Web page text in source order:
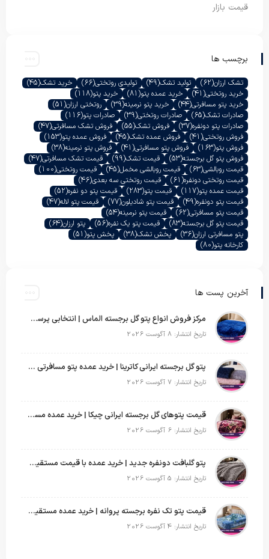
قیمت بازار
برچسب ها
تشک ارزان(62) تولید تشک(49) تولیدی روتختی(66) خرید تشک(45)
خرید روتختی(41) خرید عمده پتو(81) خرید پتو(118)
خرید پتو مسافرتی(44) خرید پتو نرمینه(39) روتختی ارزان(51)
صادرات تشک(65) صادرات روتختی(39) صادرات پتو(116)
صادرات پتو دونفره(37) فروش تشک(55) فروش تشک مسافرتی(47)
فروش روتختی(41) فروش عمده تشک(45) فروش عمده پتو(153)
فروش پتو(163) فروش پتو مسافرتی(41) فروش پتو نرمینه(38)
فروش پتو گل برجسته(53) قیمت تشک(99) قیمت تشک مسافرتی(47)
قیمت روبالشی(63) قیمت روبالشی مخمل(45) قیمت روتختی(100)
قیمت روتختی دونفره(61) قیمت روتختی سه بعدی(46)
قیمت عمده پتو(117) قیمت پتو(283) قیمت پتو دو نفره(52)
قیمت پتو دونفره(49) قیمت پتو شادیلون(77) قیمت پتو لاله(47)
قیمت پتو مسافرتی(62) قیمت پتو نرمینه(54)
قیمت پتو گل برجسته(83) قیمت پتو یک نفره(56) پتو ارزان(64)
پتو مسافرتی ارزان(36) پخش تشک(38) پخش پتو(51)
کارخانه پتو(80)
آخرین پست ها
مرکز فروش انواع پتو گل برجسته الماس | انتخابی پرسود برای عمده‌فروشان
تاریخ انتشار: 8 آگوست 2026
پتو گل برجسته ایرانی کاترینا | خرید عمده پتو مسافرتی با قیمت تولیدی
تاریخ انتشار: 7 آگوست 2026
قیمت پتوهای گل برجسته ایرانی چیکا | خرید عمده مستقیم با سود بالا
تاریخ انتشار: 6 آگوست 2026
پتو گلبافت دونفره جدید | خرید عمده با قیمت مستقیم و طرح‌های پرفروش بازار
تاریخ انتشار: 5 آگوست 2026
قیمت پتو تک نفره برجسته پروانه | خرید عمده مستقیم با بهترین قیمت بازار
تاریخ انتشار: 4 آگوست 2026